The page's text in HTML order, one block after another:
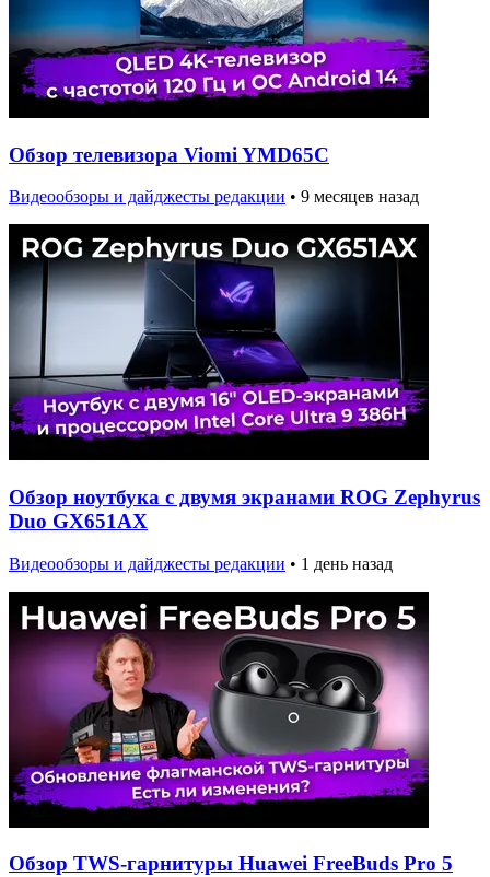
Обзор телевизора Viomi YMD65C
Видеообзоры и дайджесты редакции • 9 месяцев назад
Обзор ноутбука с двумя экранами ROG Zephyrus
Duo GX651AX
Видеообзоры и дайджесты редакции • 1 день назад
Обзор TWS-гарнитуры Huawei FreeBuds Pro 5